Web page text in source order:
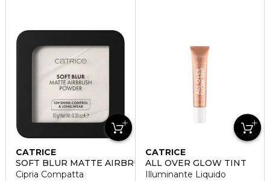
CATRICE
SOFT BLUR MATTE AIRBRUSH
Cipria Compatta
CATRICE
ALL OVER GLOW TINT
Illuminante Liquido